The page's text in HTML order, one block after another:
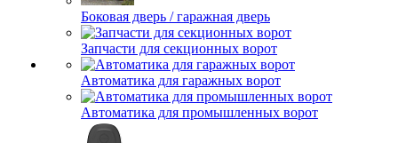
Боковая дверь / гаражная дверь
Запчасти для секционных ворот
Автоматика для гаражных ворот
Автоматика для промышленных ворот